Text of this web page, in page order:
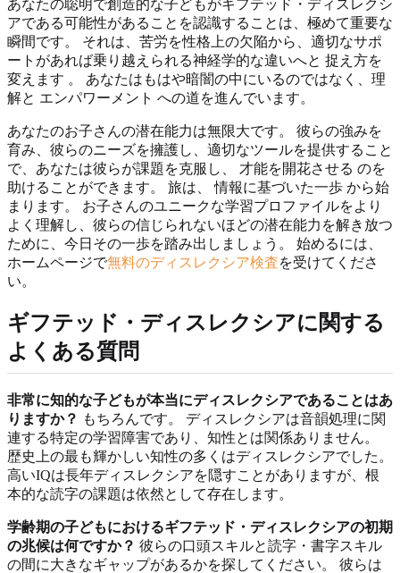
あなたの聡明で創造的な子どもがギフテッド・ディスレクシ
アである可能性があることを認識することは、極めて重要な
瞬間です。 それは、苦労を性格上の欠陥から、適切なサポ
ートがあれば乗り越えられる神経学的な違いへと 捉え方を
変えます 。 あなたはもはや暗闇の中にいるのではなく、理
解と エンパワーメント への道を進んでいます。
あなたのお子さんの潜在能力は無限大です。 彼らの強みを
育み、彼らのニーズを擁護し、適切なツールを提供すること
で、あなたは彼らが課題を克服し、 才能を開花させる のを
助けることができます。 旅は、 情報に基づいた一歩 から始
まります。 お子さんのユニークな学習プロファイルをより
よく理解し、彼らの信じられないほどの潜在能力を解き放つ
ために、今日その一歩を踏み出しましょう。 始めるには、
ホームページで無料のディスレクシア検査を受けてくださ
い。
ギフテッド・ディスレクシアに関する
よくある質問
非常に知的な子どもが本当にディスレクシアであることはあ
りますか？ もちろんです。 ディスレクシアは音韻処理に関
連する特定の学習障害であり、知性とは関係ありません。
歴史上の最も輝かしい知性の多くはディスレクシアでした。
高いIQは長年ディスレクシアを隠すことがありますが、根
本的な読字の課題は依然として存在します。
学齢期の子どもにおけるギフテッド・ディスレクシアの初期
の兆候は何ですか？ 彼らの口頭スキルと読字・書字スキル
の間に大きなギャップがあるかを探してください。 彼らは